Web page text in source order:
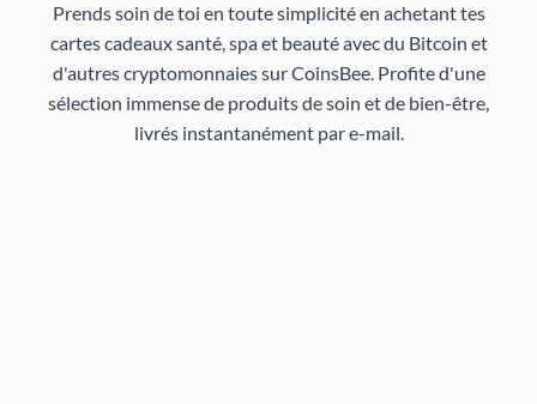
Prends soin de toi en toute simplicité en achetant tes
cartes cadeaux santé, spa et beauté avec du Bitcoin et
d'autres cryptomonnaies sur CoinsBee. Profite d'une
sélection immense de produits de soin et de bien-être,
livrés instantanément par e-mail.